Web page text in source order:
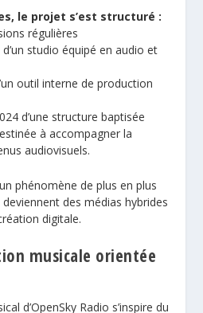
le projet s’est structuré :
régulières
studio équipé en audio et
outil interne de production
d’une structure baptisée
à accompagner la
audiovisuels.
phénomène de plus en plus
des médias hybrides
digitale.
musicale orientée
d’OpenSky Radio s’inspire du